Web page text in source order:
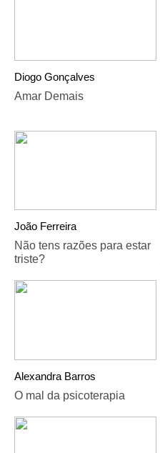
Diogo Gonçalves
Amar Demais
João Ferreira
Não tens razões para estar
triste?
Alexandra Barros
O mal da psicoterapia